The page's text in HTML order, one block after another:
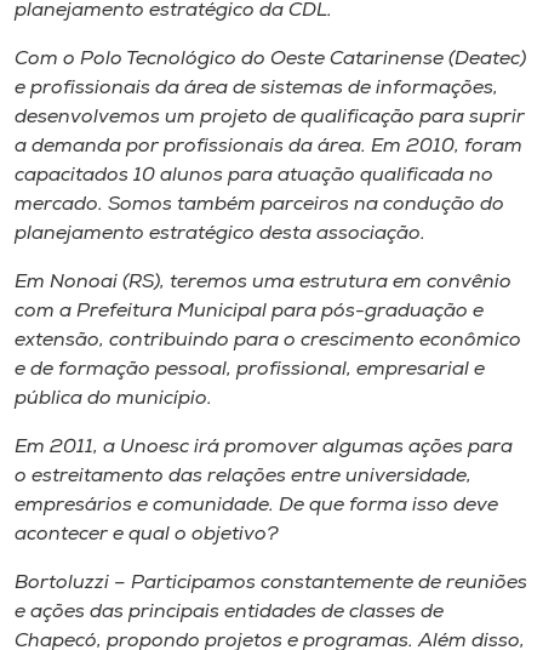
planejamento estratégico da CDL.
Com o Polo Tecnológico do Oeste Catarinense (Deatec)
e profissionais da área de sistemas de informações,
desenvolvemos um projeto de qualificação para suprir
a demanda por profissionais da área. Em 2010, foram
capacitados 10 alunos para atuação qualificada no
mercado. Somos também parceiros na condução do
planejamento estratégico desta associação.
Em Nonoai (RS), teremos uma estrutura em convênio
com a Prefeitura Municipal para pós-graduação e
extensão, contribuindo para o crescimento econômico
e de formação pessoal, profissional, empresarial e
pública do município.
Em 2011, a Unoesc irá promover algumas ações para
o estreitamento das relações entre universidade,
empresários e comunidade. De que forma isso deve
acontecer e qual o objetivo?
Bortoluzzi – Participamos constantemente de reuniões
e ações das principais entidades de classes de
Chapecó, propondo projetos e programas. Além disso,